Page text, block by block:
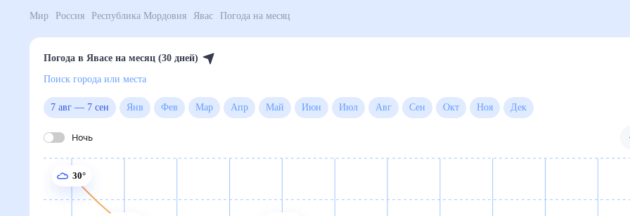
Мир Россия Республика Мордовия Явас Погода на месяц
Погода в Явасе на месяц (30 дней)
Поиск города или места
7 авг—7 сен Янв Фев Мар Апр Май Июн Июл Авг Сен Окт Ноя
Ночь
30°